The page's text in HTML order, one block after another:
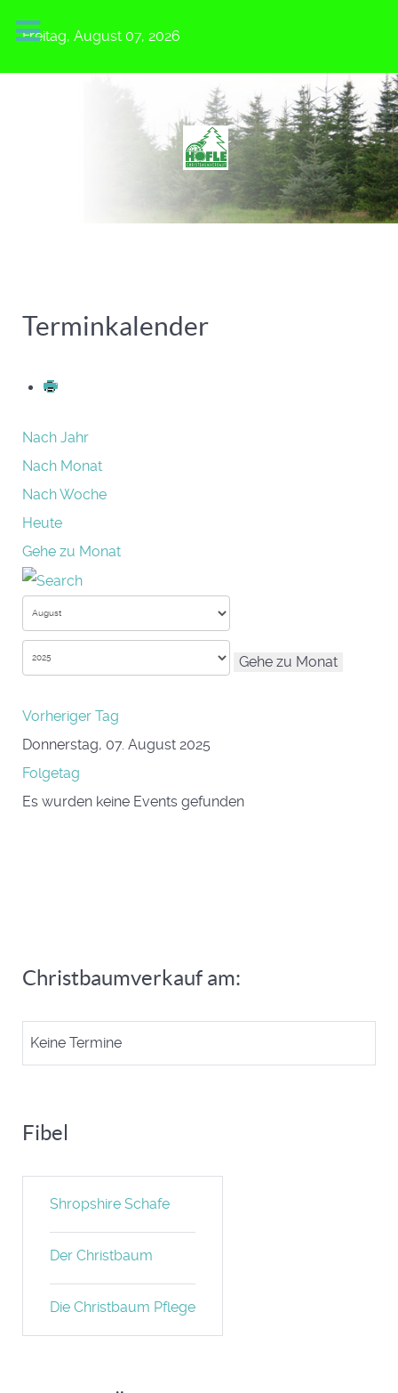
Freitag, August 07, 2026
Terminkalender
Nach Jahr
Nach Monat
Nach Woche
Heute
Gehe zu Monat
Gehe zu Monat
Vorheriger Tag
Donnerstag, 07. August 2025
Folgetag
Es wurden keine Events gefunden
Christbaumverkauf am:
Keine Termine
Fibel
Shropshire Schafe
Der Christbaum
Die Christbaum Pflege